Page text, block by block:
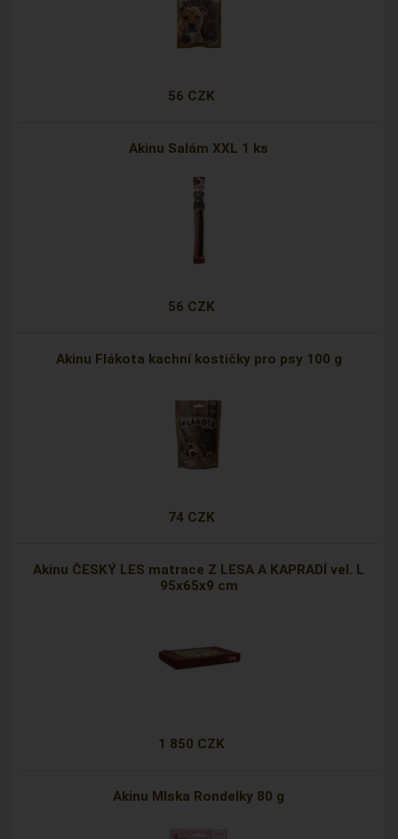
56 CZK
Akinu Salám XXL 1 ks
56 CZK
Akinu Flákota kachní kostičky pro psy 100 g
74 CZK
Akinu ČESKÝ LES matrace Z LESA A KAPRADÍ vel. L
95x65x9 cm
1 850 CZK
Akinu Mlska Rondelky 80 g